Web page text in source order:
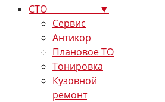
СТО ▼
Сервис
Антикор
Плановое ТО
Тонировка
Кузовной
ремонт